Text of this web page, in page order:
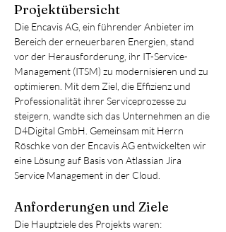
Projektübersicht
Die Encavis AG, ein führender Anbieter im
Bereich der erneuerbaren Energien, stand
vor der Herausforderung, ihr IT-Service-
Management (ITSM) zu modernisieren und zu
optimieren. Mit dem Ziel, die Effizienz und
Professionalität ihrer Serviceprozesse zu
steigern, wandte sich das Unternehmen an die
D4Digital GmbH. Gemeinsam mit Herrn
Röschke von der Encavis AG entwickelten wir
eine Lösung auf Basis von Atlassian Jira
Service Management in der Cloud.
Anforderungen und Ziele
Die Hauptziele des Projekts waren: